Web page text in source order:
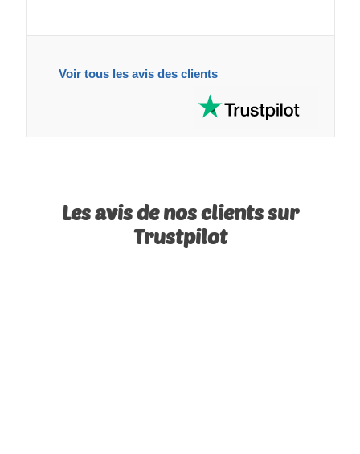
Voir tous les avis des clients
Les avis de nos clients sur
Trustpilot